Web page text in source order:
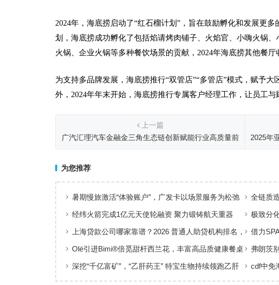
2024年，海底捞启动了“红石榴计划”，旨在鼓励孵化和发展更
划，海底捞成功孵化了包括焰请烤肉铺子、火焰官、小嗨火锅
火锅、企业火锅等多种餐饮场景的贡献，2024年海底捞其他餐厅
为支持多品牌发展，海底捞推行“双管店”“多管店”模式，赋予
外，2024年年末开始，海底捞推行专属客户经理工作，让员工与
上一篇
广汽汇理汽车金融金三角生态链创新赋能行业高质量前
2025年
为您推荐
暑期慢旅激活“体验账户”，广发卡以场景服务为松弛
出行添彩
全链质
准，定
经纬火箭完成1亿元天使轮融资 聚力锻铸航天重器
极致分
ETF华
上海贷款公司哪家靠谱？2026 普通人助贷机构排名，
工薪族借钱选择指南
借力
菌黄金
Olé引进Bimi®倍觅甜杆西兰花，丰富高品质健康餐桌
新选择
弗朗茨
何实现
深挖“千亿富矿”，“乙肝药王” 特宝生物持续领跑乙肝
cdf中免